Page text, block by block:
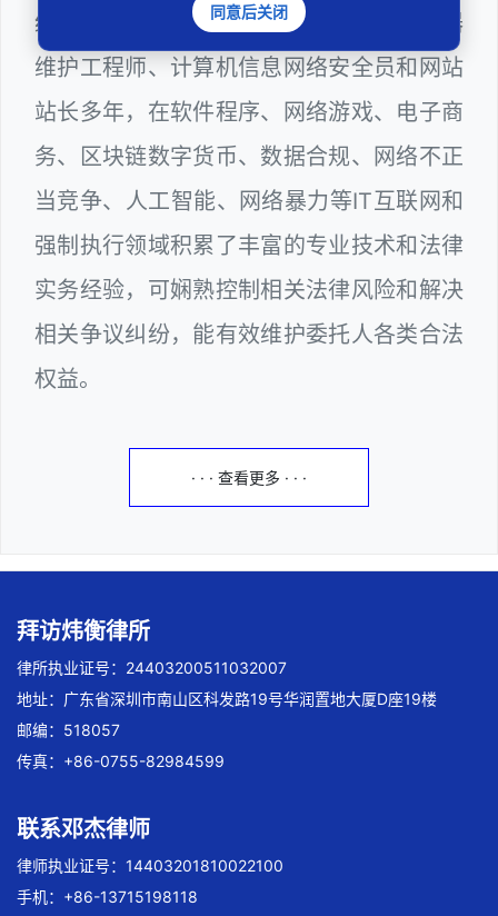
统公职律师、WEB前端开发和 WEB服务器
维护工程师、计算机信息网络安全员和网站
站长多年，在软件程序、网络游戏、电子商
务、区块链数字货币、数据合规、网络不正
当竞争、人工智能、网络暴力等IT互联网和
强制执行领域积累了丰富的专业技术和法律
实务经验，可娴熟控制相关法律风险和解决
相关争议纠纷，能有效维护委托人各类合法
权益。
· · · 查看更多 · · ·
拜访炜衡律所
律所执业证号：24403200511032007
地址：广东省深圳市南山区科发路19号华润置地大厦D座19楼
邮编：518057
传真：+86-0755-82984599
联系邓杰律师
律师执业证号：14403201810022100
手机：+86-13715198118
同意后关闭